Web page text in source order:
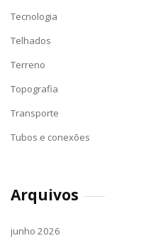
Tecnologia
Telhados
Terreno
Topografia
Transporte
Tubos e conexões
Arquivos
junho 2026